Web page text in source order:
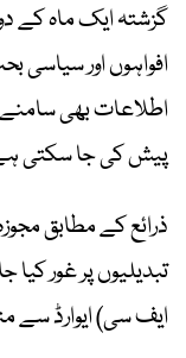
گزشتہ ایک ماہ کے
افواہوں اور سیاسی
اطلاعات بھی
پیش کی جا سکتی
ذرائع کے مطابق
تبدیلیوں پر غور کیا
ایف سی) ایوارڈ سے